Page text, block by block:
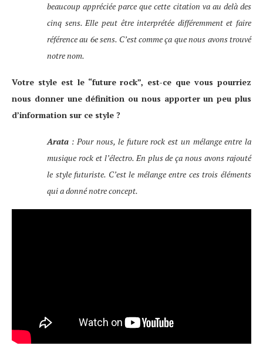
beaucoup appréciée parce que cette citation va au delà des
cinq sens. Elle peut être interprétée différemment et faire
référence au 6e sens. C’est comme ça que nous avons trouvé
notre nom.
Votre style est le “future rock”, est-ce que vous pourriez
nous donner une définition ou nous apporter un peu plus
d’information sur ce style ?
Arata : Pour nous, le future rock est un mélange entre la
musique rock et l’électro. En plus de ça nous avons rajouté
le style futuriste. C’est le mélange entre ces trois éléments
qui a donné notre concept.